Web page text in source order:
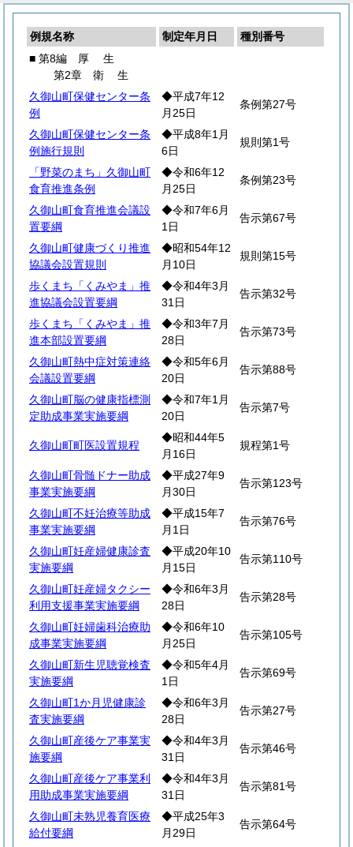
例規名称 制定年月日
種別番号
■ 第8編 厚 生
第2章 衛生
久御山町保健センター条
例
◆平成7年12
月25日
条例第27号
久御山町保健センター条
例施行規則
◆平成8年1月
6日
規則第1号
「野菜のまち」久御山町
食育推進条例
◆令和6年12
月25日
条例第23号
久御山町食育推進会議設
置要綱
◆令和7年6月
1日
告示第67号
久御山町健康づくり推進
協議会設置規則
◆昭和54年12
月10日
規則第15号
歩くまち「くみやま」推
進協議会設置要綱
◆令和4年3月
31日
告示第32号
歩くまち「くみやま」推
進本部設置要綱
◆令和3年7月
28日
告示第73号
久御山町熱中症対策連絡
会議設置要綱
◆令和5年6月
20日
告示第88号
久御山町脳の健康指標測
定助成事業実施要綱
◆令和7年1月
20日
告示第7号
久御山町町医設置規程
◆昭和44年5
月16日
規程第1号
久御山町骨髄ドナー助成
事業実施要綱
◆平成27年9
月30日
告示第123号
久御山町不妊治療等助成
事業実施要綱
◆平成15年7
月1日
告示第76号
久御山町妊産婦健康診査
実施要綱
◆平成20年10
月15日
告示第110号
久御山町妊産婦タクシー
利用支援事業実施要綱
◆令和6年3月
28日
告示第28号
久御山町妊婦歯科治療助
成事業実施要綱
◆令和6年10
月25日
告示第105号
久御山町新生児聴覚検査
実施要綱
◆令和5年4月
1日
告示第69号
久御山町1か月児健康診
査実施要綱
◆令和6年3月
28日
告示第27号
久御山町産後ケア事業実
施要綱
◆令和4年3月
31日
告示第46号
久御山町産後ケア事業利
用助成事業実施要綱
◆令和4年3月
31日
告示第81号
久御山町未熟児養育医療
給付要綱
◆平成25年3
月29日
告示第64号